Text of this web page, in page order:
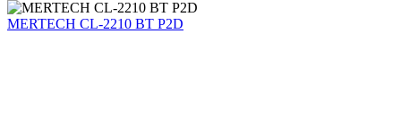
MERTECH CL-2210 BT P2D